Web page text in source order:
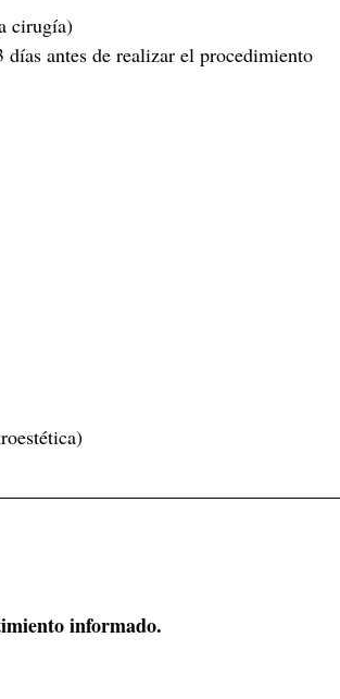
cirugía)
antes de realizar el procedimiento
informado.